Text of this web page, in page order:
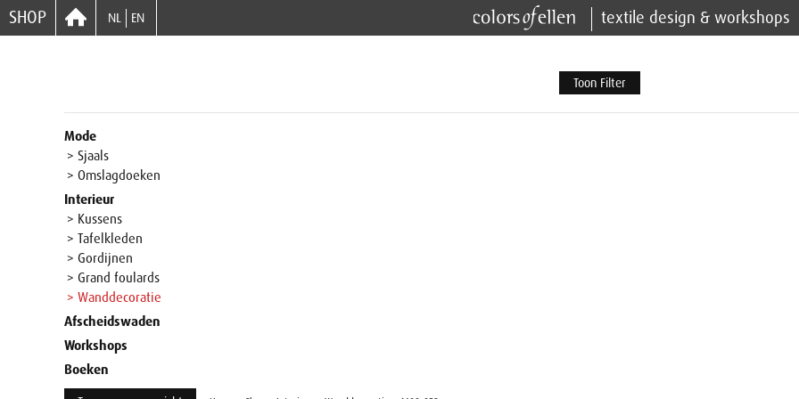
SHOP NL EN textile design & workshops
Toon Filter
Mode
> Sjaals
> Omslagdoeken
Interieur
> Kussens
> Tafelkleden
> Gordijnen
> Grand foulards
> Wanddecoratie
Afscheidswaden
Workshops
Boeken